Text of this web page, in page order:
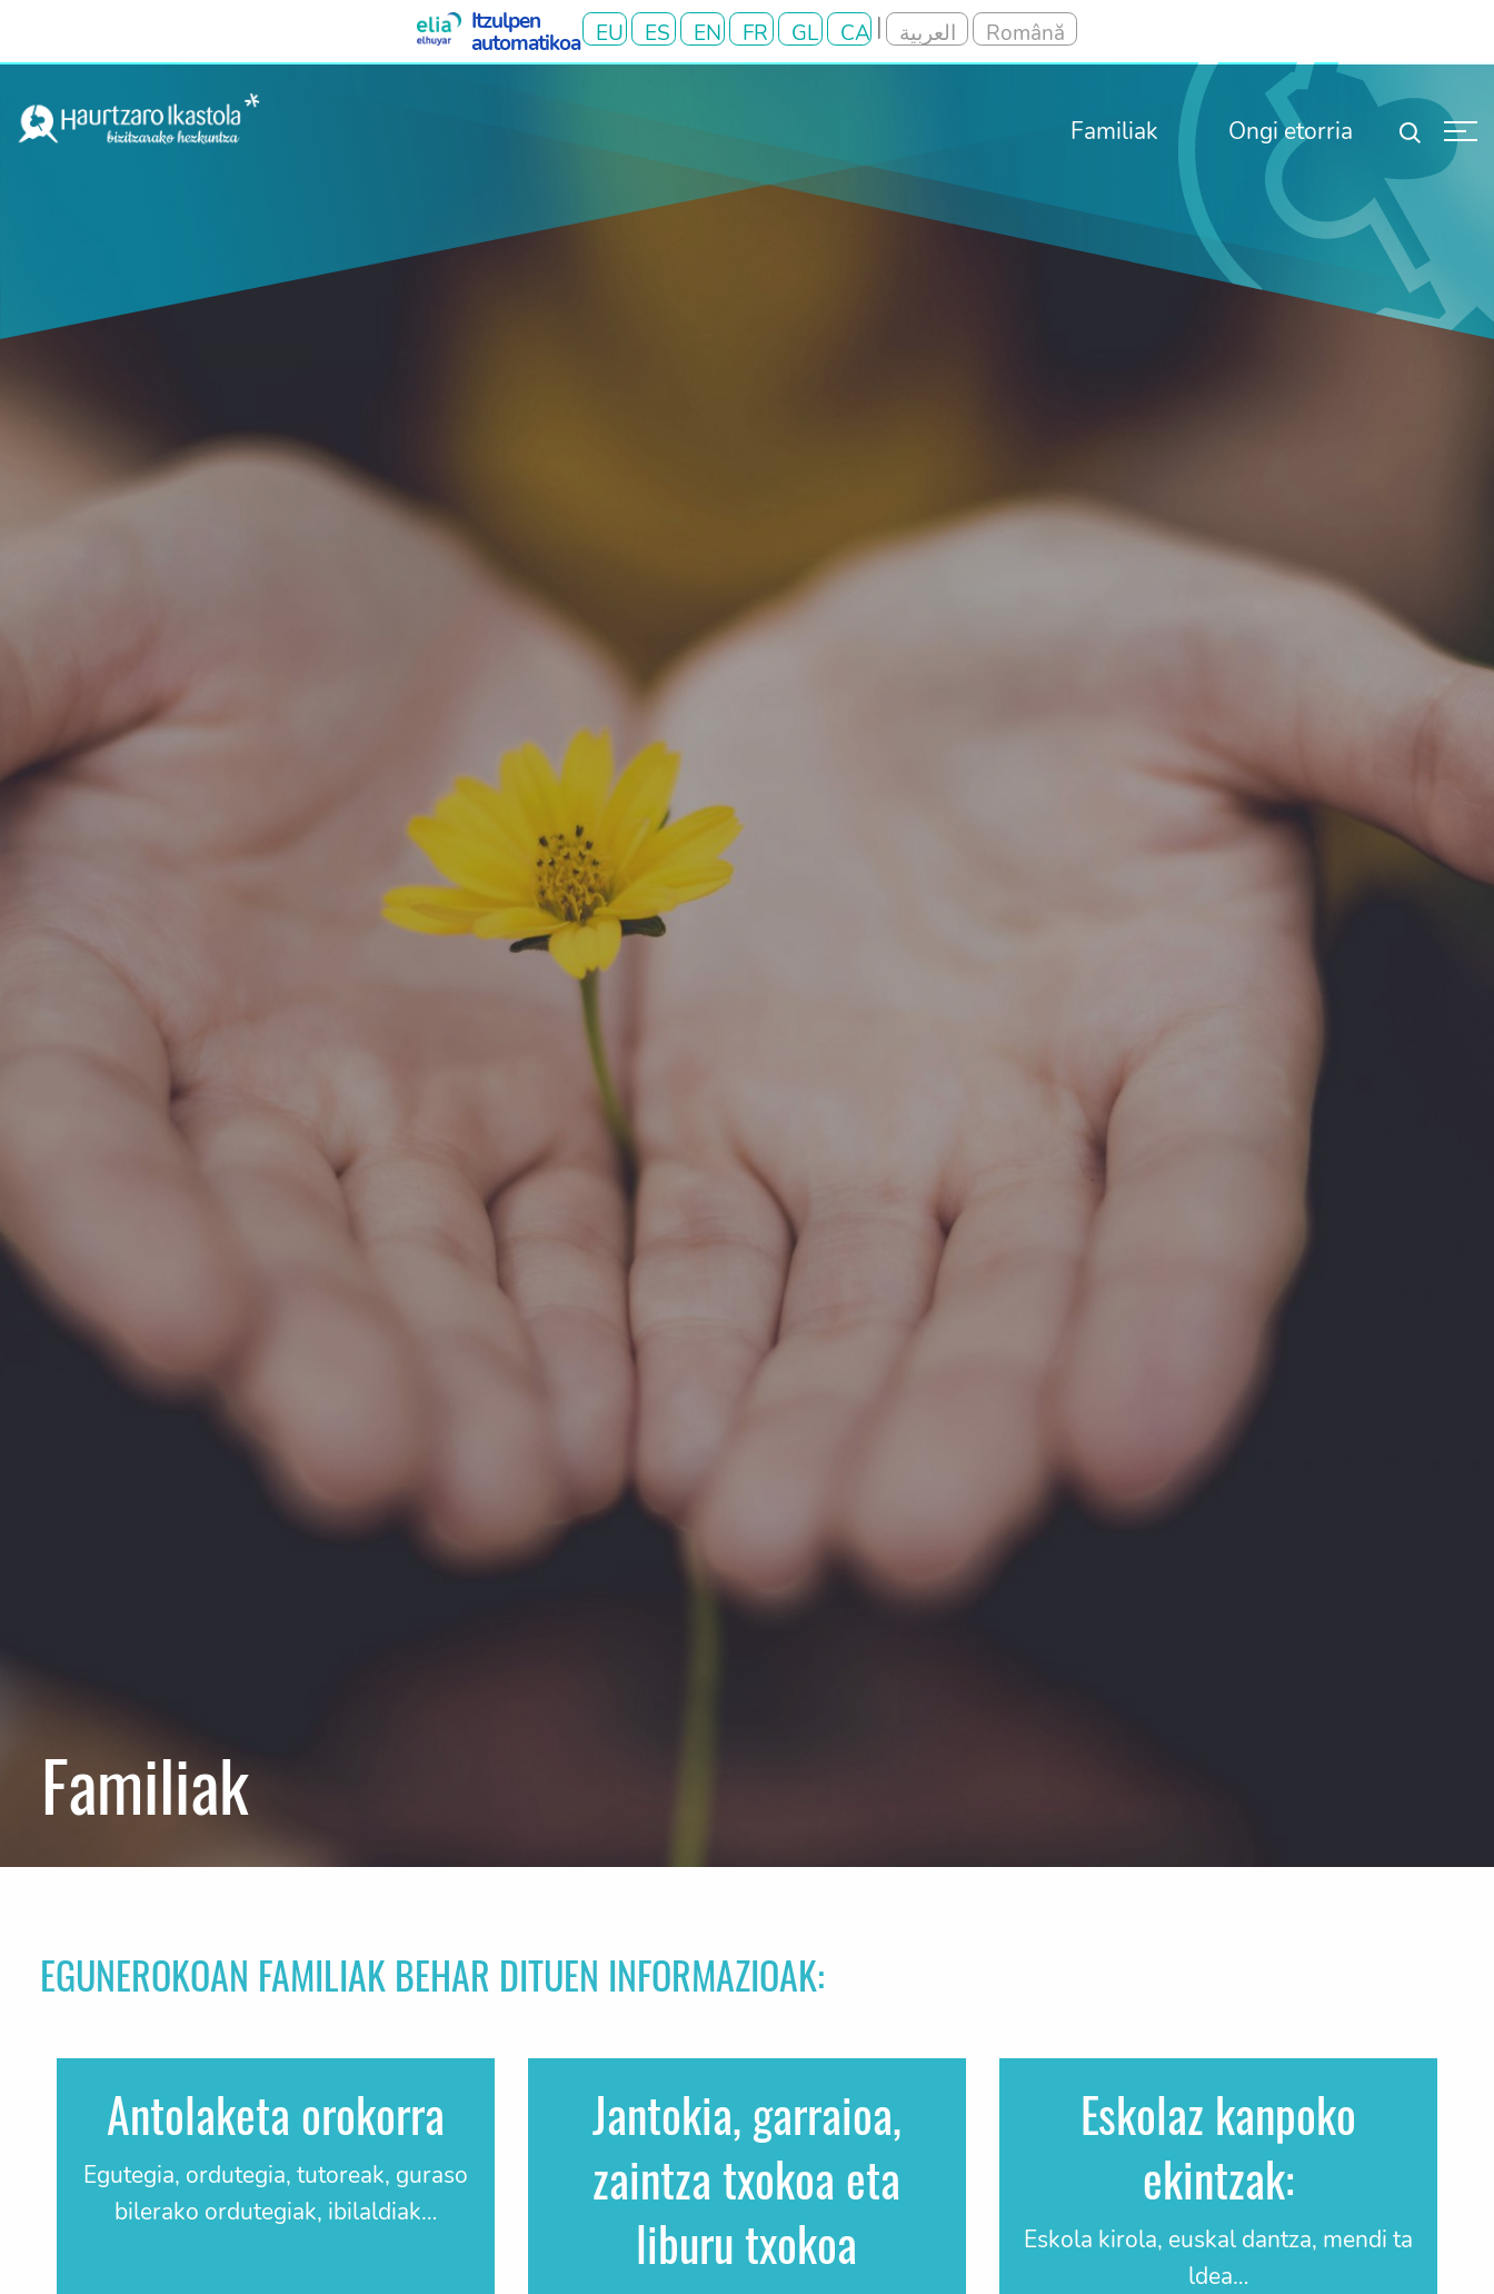
Familiak Ongi etorria
Familiak
EGUNEROKOAN FAMILIAK BEHAR DITUEN INFORMAZIOAK:
Antolaketa orokorra
Egutegia, ordutegia, tutoreak, guraso
bilerako ordutegiak, ibilaldiak…
Jantokia, garraioa,
zaintza txokoa eta
liburu txokoa
Eskolaz kanpoko
ekintzak:
Eskola kirola, euskal dantza, mendi ta
ldea…